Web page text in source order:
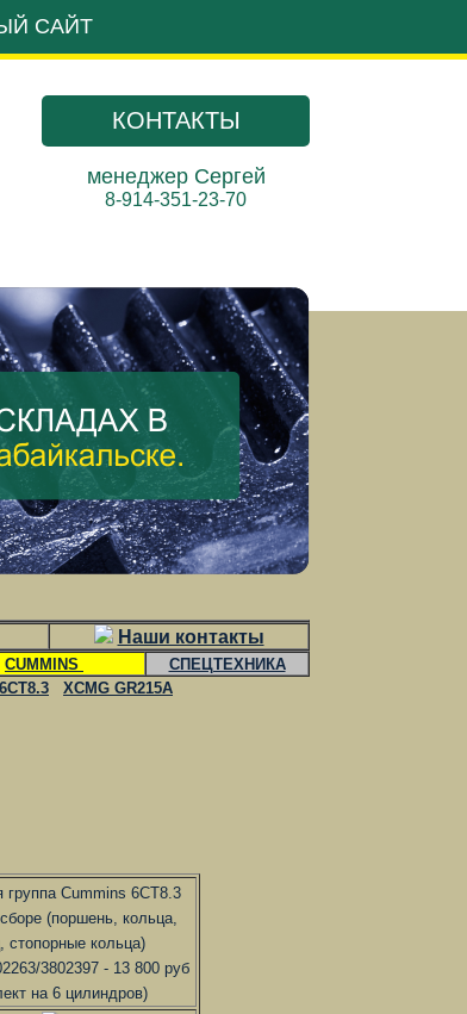
САЙТ
КОНТАКТЫ
менеджер Сергей
8-914-351-23-70
Наши контакты
CUMMINS
СПЕЦТЕХНИКА
6CT8.3 XCMG GR215A
группа Cummins 6CT8.3
(поршень, кольца,
стопорные кольца)
3802397 - 13 800 руб
на 6 цилиндров)